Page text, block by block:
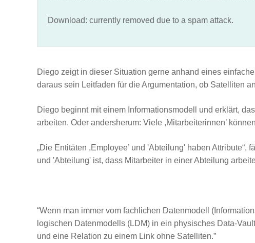
Download: currently removed due to a spam attack.
Diego zeigt in dieser Situation gerne anhand eines
daraus sein Leitfaden für die Argumentation, ob Satelliten
Diego beginnt mit einem Informationsmodell und erklärt,
arbeiten. Oder andersherum: Viele ,Mitarbeiterinnen’
„Die Entitäten ,Employee’ und 'Abteilung' haben
und 'Abteilung' ist, dass Mitarbeiter in einer Abteilung
“Wenn man immer vom fachlichen Datenmodell
logischen Datenmodells (LDM) in ein physisches Data-
und eine Relation zu einem Link ohne Satelliten.”